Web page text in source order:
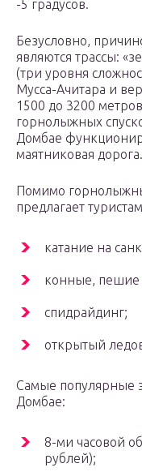
-5 градусов.
Безусловно,
являются трассы:
(три уровня
Мусса-Ачитара и
1500 до 3200
горнолыжных
Домбае
маятниковая дорога.
Помимо
предлагает
катание на
конные, пешие
спидрайдинг;
открытый
Самые популярные
Домбае:
8-ми часовой
рублей);